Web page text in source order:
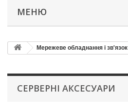
МЕНЮ
Мережеве обладнання і зв'язок
СЕРВЕРНІ АКСЕСУАРИ